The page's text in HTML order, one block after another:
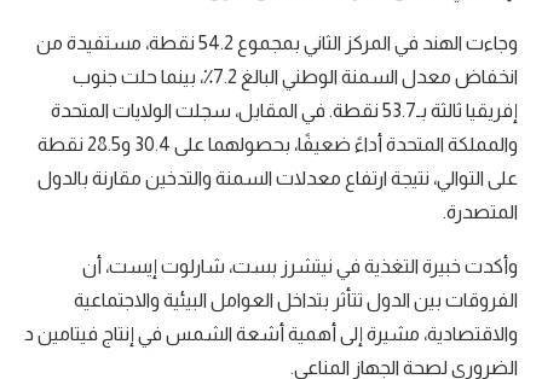
وجاءت الهند في المركز الثاني بمجموع 54.2 نقطة، مستفيدة من
انخفاض معدل السمنة الوطني البالغ 7.2٪، بينما حلت جنوب
إفريقيا ثالثة بـ53.7 نقطة. في المقابل، سجلت الولايات المتحدة
والمملكة المتحدة أداءً ضعيفًا، بحصولهما على 30.4 و28.5 نقطة
على التوالي، نتيجة ارتفاع معدلات السمنة والتدخين مقارنة بالدول
المتصدرة.
وأكدت خبيرة التغذية في نيتشرز بست، شارلوت إيست، أن
الفروقات بين الدول تتأثر بتداخل العوامل البيئية والاجتماعية
والاقتصادية، مشيرة إلى أهمية أشعة الشمس في إنتاج فيتامين د
الضروري لصحة الجهاز المناعي.